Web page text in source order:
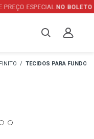
NO BOLETO
TECIDOS PARA FUNDO